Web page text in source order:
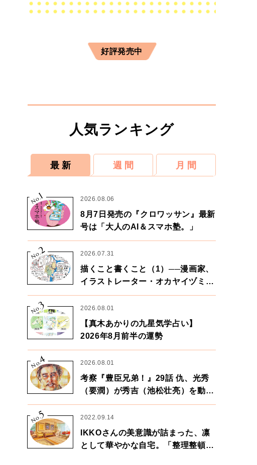
好評発売中
人気ランキング
最 新 週 間 月 間
No.
1 2026.08.06
8月7日発売の『クロワッサン』最新
号は「大人のAI＆スマホ塾。」
No.2 2026.07.31
描くこと書くこと（1）──漫画家、
イラストレーター・オカヤイヅミさ
ん×漫画家・鶴谷香央理さん
No.
3 2026.08.01
【真木あかりの九星気学占い】
2026年8月前半の運勢
No.
4 2026.08.01
考察『豊臣兄弟！』29話 仇、光秀
（要潤）が秀吉（池松壮亮）を動か
す。天下に向けた兄弟の分岐点。
No.
5 2022.09.14
IKKOさんの美意識が詰まった、凛
として華やかな自宅。「整理整頓は